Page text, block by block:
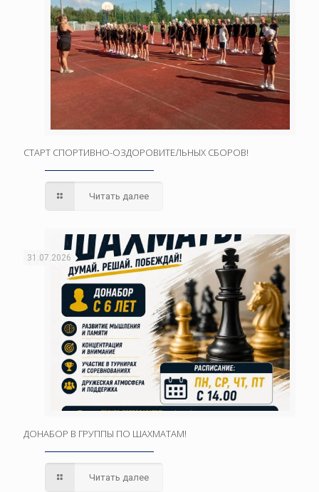
СТАРТ СПОРТИВНО-ОЗДОРОВИТЕЛЬНЫХ СБОРОВ!
Читать далее
31.07.2026
ДОНАБОР В ГРУППЫ ПО ШАХМАТАМ!
Читать далее